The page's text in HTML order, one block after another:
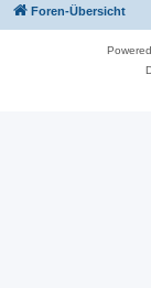
Foren-Übersicht